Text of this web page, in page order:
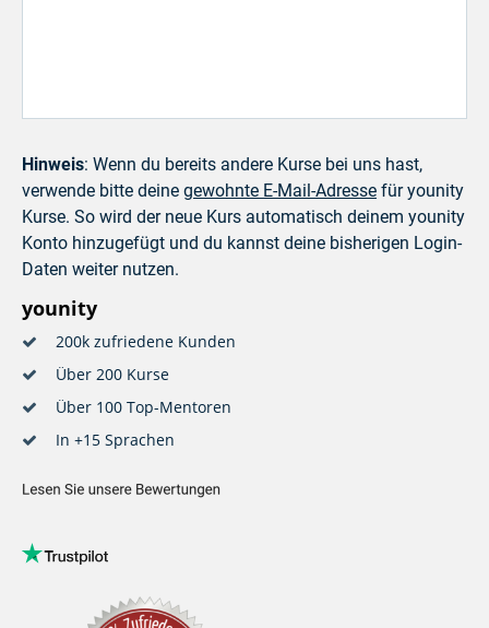
Hinweis: Wenn du bereits andere Kurse bei uns hast,
verwende bitte deine gewohnte E-Mail-Adresse für younity
Kurse. So wird der neue Kurs automatisch deinem younity
Konto hinzugefügt und du kannst deine bisherigen Login-
Daten weiter nutzen.
younity
200k zufriedene Kunden
Über 200 Kurse
Über 100 Top-Mentoren
In +15 Sprachen